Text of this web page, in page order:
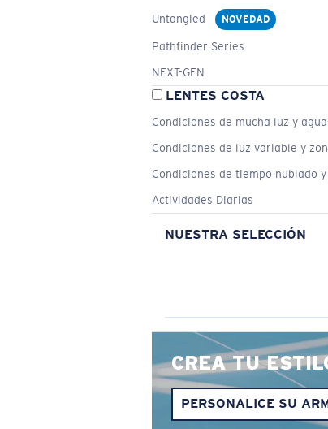
Untangled
NOVEDAD
Pathfinder Series
NEXT-GEN
LENTES COSTA
Condiciones de mucha luz y
Condiciones de luz variable y
Condiciones de tiempo nublado
Actividades Diarias
NUESTRA SELECCIÓN
CREA TU
PERSONALICE SU